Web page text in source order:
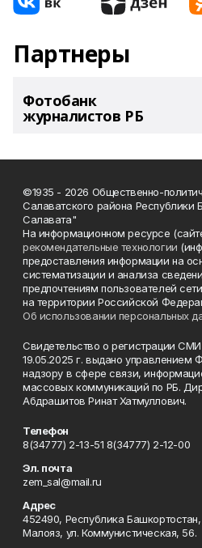
Партнеры
Фотобанк
журналистов РБ
©1935 - 2026 Общественно-
Салаватского района Республики
Салавата"
На информационном ресурсе
рекомендательные технологии
предоставления информации на
систематизации и анализа
предпочтениям пользователей
на территории Российской
Об использовании персональных
Свидетельство о регистрации
19.05.2025 г. выдано управлением
надзору в сфере связи,
массовых коммуникаций по РБ.
Абдрашитов Ринат Хатмуллович.
Телефон
8(34777) 2-13-51 8(34777) 2-12-00
Эл. почта
zem_sal@mail.ru
Адрес
452490, Республика
Малояз, ул. Коммунистическая, 56.